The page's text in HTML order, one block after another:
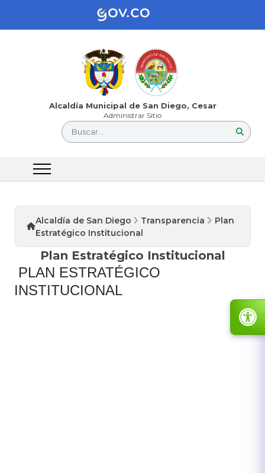
Alcaldía Municipal de San Diego, Cesar
Administrar Sitio
Buscar...
Alcaldía de San Diego Transparencia
Plan
Estratégico Institucional
Plan Estratégico Institucional
PLAN ESTRATÉGICO
INSTITUCIONAL